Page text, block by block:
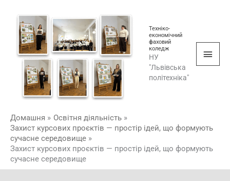
вмісту
Техніко-
економічний
фаховий
коледж
НУ
"Львівська
політехніка"
Домашня
Освітня діяльність
Захист курсових проєктів — простір ідей, що формують
сучасне середовище
Захист курсових проєктів — простір ідей, що формують
сучасне середовище